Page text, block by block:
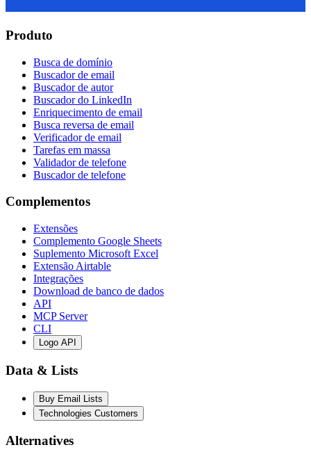
Produto
Busca de domínio
Buscador de email
Buscador de autor
Buscador do LinkedIn
Enriquecimento de email
Busca reversa de email
Verificador de email
Tarefas em massa
Validador de telefone
Buscador de telefone
Complementos
Extensões
Complemento Google Sheets
Suplemento Microsoft Excel
Extensão Airtable
Integrações
Download de banco de dados
API
MCP Server
CLI
Logo API
Data & Lists
Buy Email Lists
Technologies Customers
Alternatives